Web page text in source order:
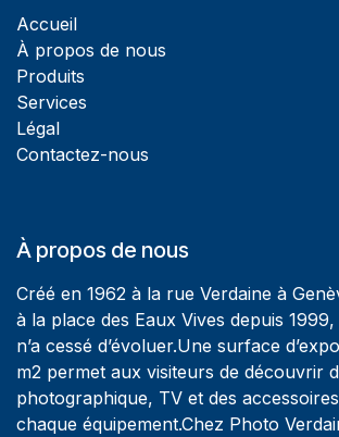
Accueil
À propos de nous
Produits
Services
Légal
Contactez-nous
À propos de nous
Créé en 1962 à la rue Verdaine à
à la place des Eaux Vives depuis
n’a cessé d’évoluer.Une surface
m2 permet aux visiteurs de découvrir
photographique, TV et des
chaque équipement.Chez Photo